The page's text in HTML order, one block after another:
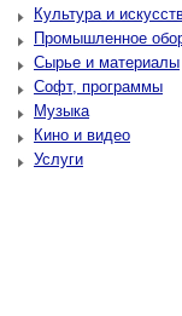
Культура и
Промышленное
Сырье и материалы
Софт, программы
Музыка
Кино и видео
Услуги